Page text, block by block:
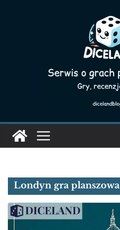
Londyn gra planszowa